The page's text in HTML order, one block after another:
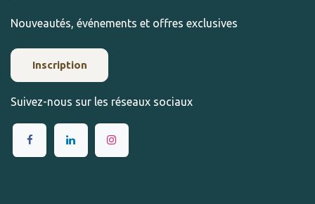
Nouveautés, événements et offres exclusives
Inscription
Suivez-nous sur les réseaux sociaux